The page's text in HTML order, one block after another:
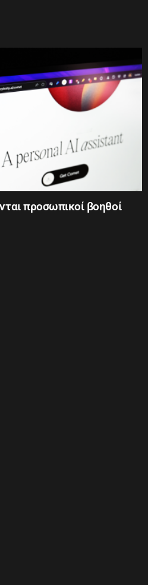
προσωπικοί βοηθοί